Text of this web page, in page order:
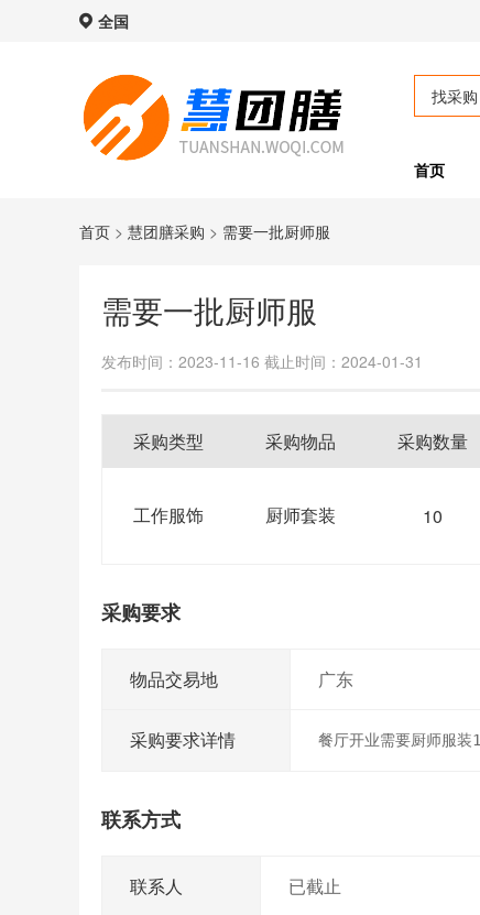
全国
找采购
首页
首页 > 慧团膳采购 > 需要一批厨师服
需要一批厨师服
发布时间：2023-11-16 截止时间：2024-01-31
采购类型 采购物品 采购数量
工作服饰 厨师套装 10
采购要求
物品交易地 广东
采购要求详情 餐厅开业需要厨师服装
联系方式
联系人 已截止